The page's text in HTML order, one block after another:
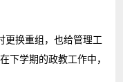
更换重组，也给管理工
下学期的政教工作中，